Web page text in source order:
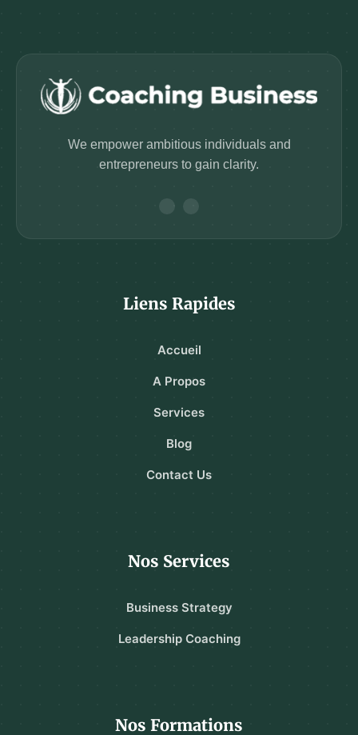
We empower ambitious individuals and
entrepreneurs to gain clarity.
Liens Rapides
Accueil
A Propos
Services
Blog
Contact Us
Nos Services
Business Strategy
Leadership Coaching
Nos Formations